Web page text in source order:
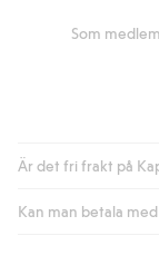
Som
Är det fri frakt på
Är du medlem i
Kan man betala